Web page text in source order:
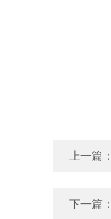
上一篇
下一篇